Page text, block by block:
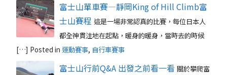
富士山單車賽—靜岡King of Hill Climb富
士山賽程 這是一場非常認真的比賽，每位日本人
都全神貫注地在起點，暖身的暖身，當時去的時候
[…] Posted in 運動賽事, 自行車賽事
富士山行前Q&A 出發之前看一看 關於攀爬富